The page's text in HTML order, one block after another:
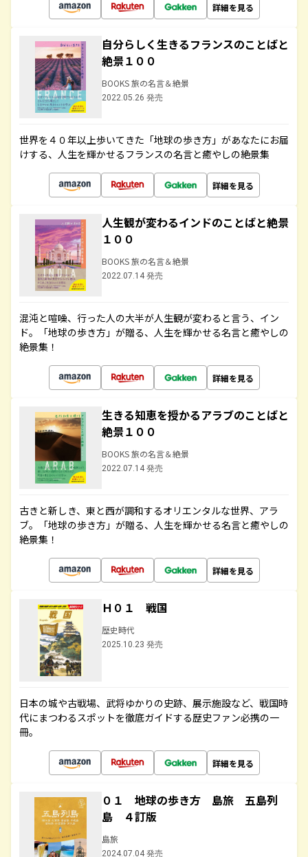
詳細を見る
自分らしく生きるフランスのことばと
絶景１００
BOOKS 旅の名言＆絶景
2022.05.26 発売
世界を４０年以上歩いてきた「地球の歩き方」があなたにお届
けする、人生を輝かせるフランスの名言と癒やしの絶景集
詳細を見る
人生観が変わるインドのことばと絶景
１００
BOOKS 旅の名言＆絶景
2022.07.14 発売
混沌と喧噪、行った人の大半が人生観が変わると言う、イン
ド。「地球の歩き方」が贈る、人生を輝かせる名言と癒やしの
絶景集！
詳細を見る
生きる知恵を授かるアラブのことばと
絶景１００
BOOKS 旅の名言＆絶景
2022.07.14 発売
古きと新しき、東と西が調和するオリエンタルな世界、アラ
ブ。「地球の歩き方」が贈る、人生を輝かせる名言と癒やしの
絶景集！
詳細を見る
Ｈ０１ 戦国
歴史時代
2025.10.23 発売
日本の城や古戦場、武将ゆかりの史跡、展示施設など、戦国時
代にまつわるスポットを徹底ガイドする歴史ファン必携の一
冊。
詳細を見る
０１ 地球の歩き方 島旅 五島列
島 ４訂版
島旅
2024.07.04 発売